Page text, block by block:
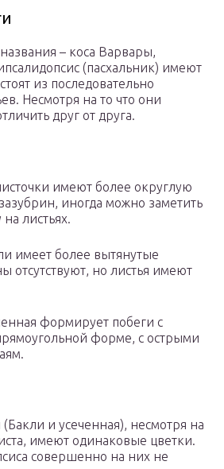
– коса Варвары,
(пасхальник) имеют
из последовательно
Несмотря на то что они
друг от друга.
имеют более округлую
иногда можно заметить
листьях.
имеет более вытянутые
отсутствуют, но листья имеют
формирует побеги с
форме, с острыми
и усеченная), несмотря на
имеют одинаковые цветки.
совершенно на них не